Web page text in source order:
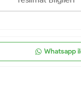
Whatsapp